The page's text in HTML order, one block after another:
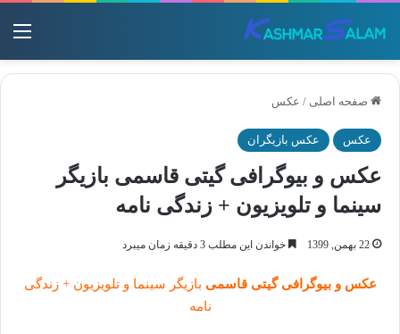
صفحه اصلی / عکس
عکس عکس بازیگران
عکس و بیوگرافی گیتی قاسمی بازیگر
سینما و تلویزیون + زندگی نامه
22 بهمن, 1399 خواندن این مطلب 3 دقیقه زمان میبرد
عکس و بیوگرافی گیتی قاسمی بازیگر سینما و تلویزیون + زندگی
نامه